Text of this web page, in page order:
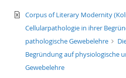
text/xml
Corpus of Literary Modernity
Cellularpathologie in ihrer
pathologische Gewebelehre
Begründung auf physiologische
Gewebelehre